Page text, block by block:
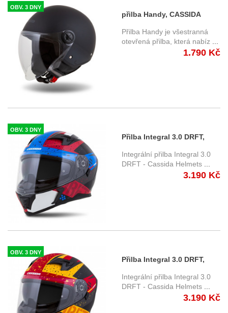
OBV. 3 DNY
přilba Handy, CASSIDA
(černá matná/šedá) 2025
Přilba Handy je všestranná
otevřená přilba, která nabíz
1.790 Kč
OBV. 3 DNY
Přilba Integral 3.0 DRFT,
CASSIDA - ČR (modrá
perleť/červená/černá/bílá) ,
Integrální přilba Integral 3.0
DRFT - Cassida Helmets
3.190 Kč
OBV. 3 DNY
Přilba Integral 3.0 DRFT,
CASSIDA - ČR (oranžová
matná/červená fluo/
černá/bílá) , čiré + tmavé
Integrální přilba Integral 3.0
DRFT - Cassida Helmets
3.190 Kč